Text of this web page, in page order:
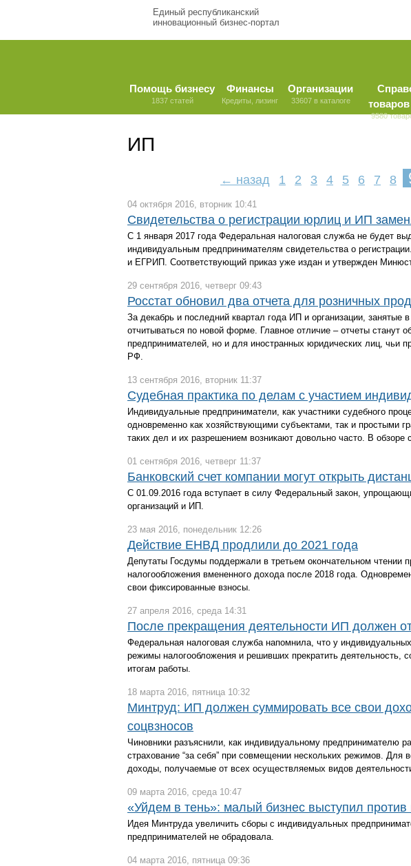
Единый республиканский
инновационный бизнес-портал
Помощь бизнесу
1837 статей
Финансы
Кредиты, лизинг
Организации
33607 в каталоге
9580
ИП
← назад 1 2 3 4 5 6 7 8
04 октября 2016, вторник 10:41
Свидетельства о регистрации юрлиц и ИП
С 1 января 2017 года Федеральная налоговая служба не будет
индивидуальным предпринимателям свидетельства о
и ЕГРИП. Соответствующий приказ уже издан и утвержден
29 сентября 2016, четверг 09:43
Росстат обновил два отчета для розничных
За декабрь и последний квартал года ИП и организации, занятые
отчитываться по новой форме. Главное отличие – отчеты станут
предпринимателей, но и для иностранных юридических лиц, чьи
РФ.
13 сентября 2016, вторник 11:37
Судебная практика по делам с участием
Индивидуальные предприниматели, как участники судебного
одновременно как хозяйствующими субъектами, так и простыми
таких дел и их разрешением возникают довольно часто. В обзоре
01 сентября 2016, четверг 11:37
Банковский счет компании могут открыть
С 01.09.2016 года вступает в силу Федеральный закон,
организаций и ИП.
23 мая 2016, понедельник 12:26
Действие ЕНВД продлили до 2021 года
Депутаты Госдумы поддержали в третьем окончательном чтении
налогообложения вмененного дохода после 2018 года.
свои фиксированные взносы.
27 апреля 2016, среда 14:31
После прекращения деятельности ИП должен
Федеральная налоговая служба напомнила, что у
режимы налогообложения и решивших прекратить деятельность,
итогам работы.
18 марта 2016, пятница 10:32
Минтруд: ИП должен суммировать все свои
соцвзносов
Чиновники разъяснили, как индивидуальному предпринимателю
страхование “за себя” при совмещении нескольких режимов. Для
доходы, получаемые от всех осуществляемых видов
09 марта 2016, среда 10:47
«Уйдем в тень»: малый бизнес выступил
Идея Минтруда увеличить сборы с индивидуальных
предпринимателей не обрадовала.
04 марта 2016, пятница 09:36